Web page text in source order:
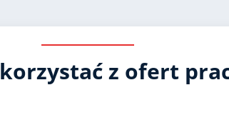
z ofert